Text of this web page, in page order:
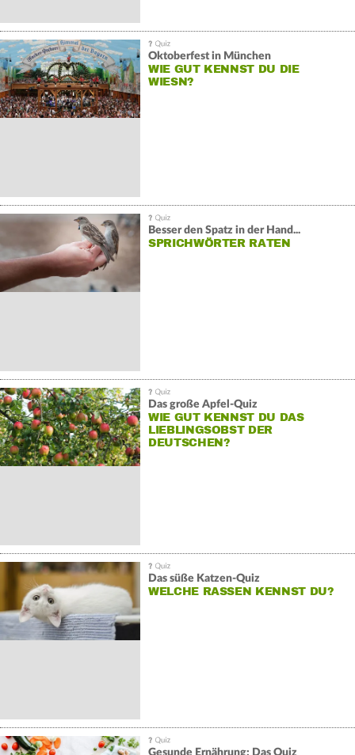
Oktoberfest in München
WIE GUT KENNST DU DIE
WIESN?
Besser den Spatz in der Hand...
SPRICHWÖRTER RATEN
Das große Apfel-Quiz
WIE GUT KENNST DU DAS
LIEBLINGSOBST DER
DEUTSCHEN?
Das süße Katzen-Quiz
WELCHE RASSEN KENNST DU?